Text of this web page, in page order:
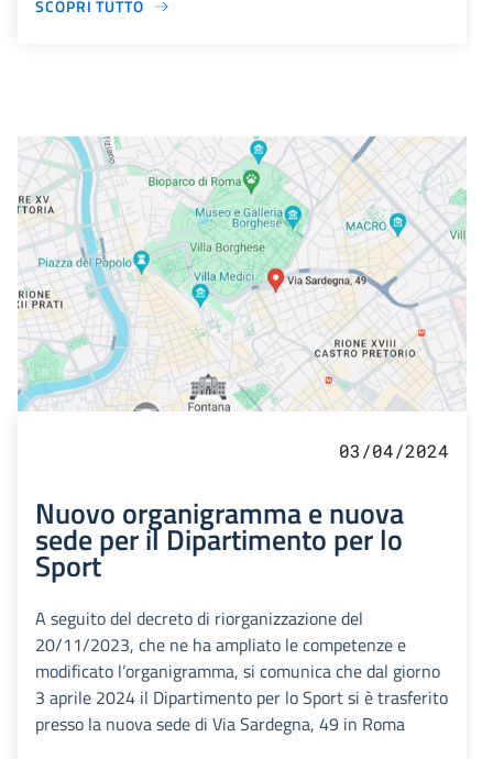
SCOPRI TUTTO
03/04/2024
Nuovo organigramma e nuova
sede per il Dipartimento per lo
Sport
A seguito del decreto di riorganizzazione del
20/11/2023, che ne ha ampliato le competenze e
modificato l’organigramma, si comunica che dal giorno
3 aprile 2024 il Dipartimento per lo Sport si è trasferito
presso la nuova sede di Via Sardegna, 49 in Roma